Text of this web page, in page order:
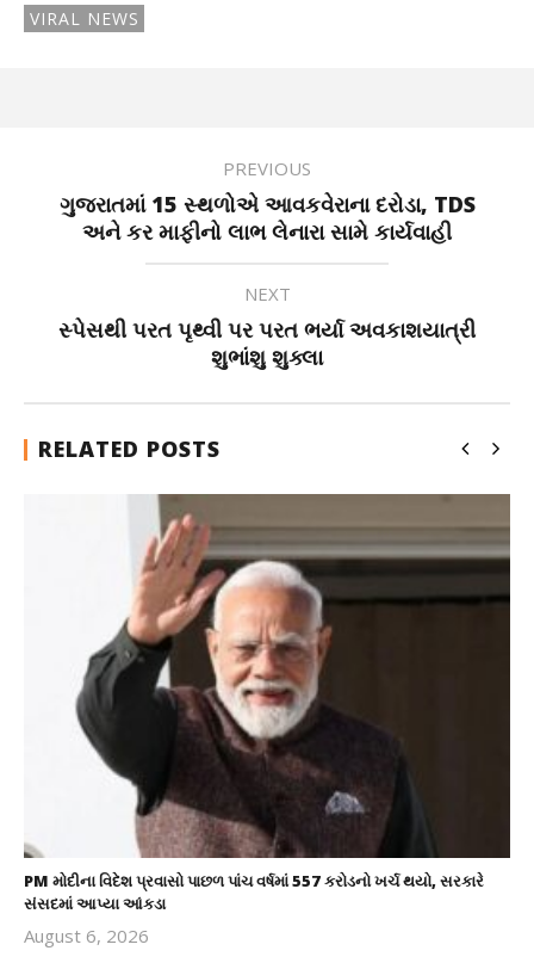
VIRAL NEWS
PREVIOUS
ગુજરાતમાં 15 સ્થળોએ આવકવેરાના દરોડા, TDS
અને કર માફીનો લાભ લેનારા સામે કાર્યવાહી
NEXT
સ્પેસથી પરત પૃથ્વી પર પરત ભર્યા અવકાશયાત્રી
શુભાંશુ શુક્લા
RELATED POSTS
PM મોદીના વિદેશ પ્રવાસો પાછળ પાંચ વર્ષમાં 557 કરોડનો ખર્ચ થયો, સરકારે
સંસદમાં આપ્યા આંકડા
August 6, 2026